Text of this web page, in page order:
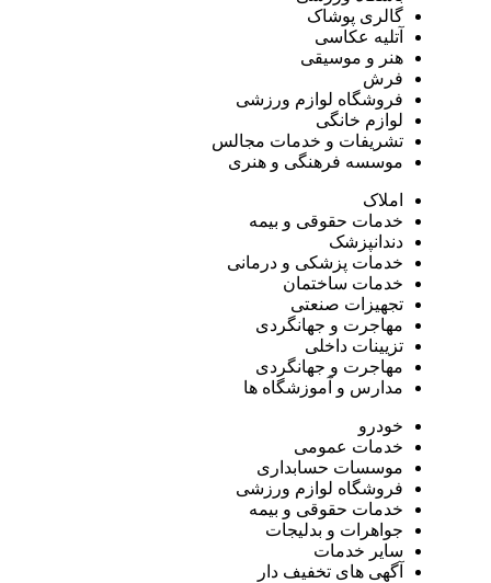
گالری پوشاک
آتلیه عکاسی
هنر و موسیقی
فرش
فروشگاه لوازم ورزشی
لوازم خانگی
تشریفات و خدمات مجالس
موسسه فرهنگی و هنری
املاک
خدمات حقوقی و بیمه
دندانپزشک
خدمات پزشکی و درمانی
خدمات ساختمان
تجهیزات صنعتی
مهاجرت و جهانگردی
تزیینات داخلی
مهاجرت و جهانگردی
مدارس و آموزشگاه ها
خودرو
خدمات عمومی
موسسات حسابداری
فروشگاه لوازم ورزشی
خدمات حقوقی و بیمه
جواهرات و بدلیجات
سایر خدمات
آگهی های تخفیف دار